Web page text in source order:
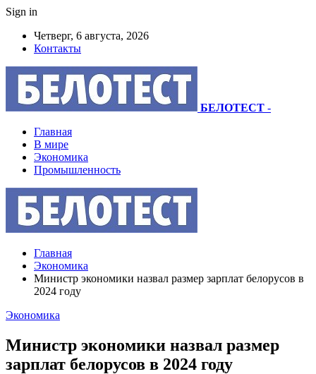
Sign in
Четверг, 6 августа, 2026
Контакты
БЕЛОТЕСТ -
Главная
В мире
Экономика
Промышленность
Главная
Экономика
Министр экономики назвал размер зарплат белорусов в
2024 году
Экономика
Министр экономики назвал размер
зарплат белорусов в 2024 году